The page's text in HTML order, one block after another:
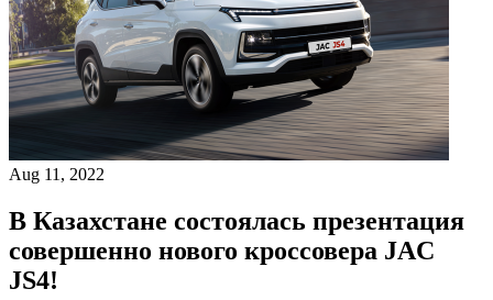
Aug 11, 2022
В Казахстане состоялась презентация
совершенно нового кроссовера JAC
JS4!